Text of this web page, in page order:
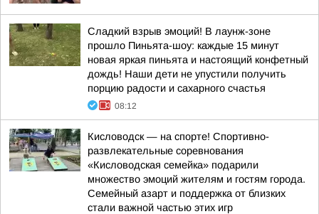
Сладкий взрыв эмоций! В лаунж-зоне
прошло Пиньята-шоу: каждые 15 минут
новая яркая пиньята и настоящий конфетный
дождь! Наши дети не упустили получить
порцию радости и сахарного счастья
08:12
Кисловодск — на спорте! Спортивно-
развлекательные соревнования
«Кисловодская семейка» подарили
множество эмоций жителям и гостям города.
Семейный азарт и поддержка от близких
стали важной частью этих игр